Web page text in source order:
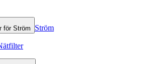
för Ström Ström